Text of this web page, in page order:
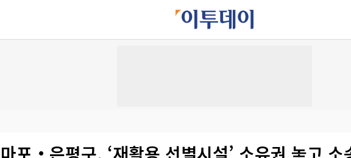
마포‧은평구, ‘재활용 선별시설’ 소유권 놓고